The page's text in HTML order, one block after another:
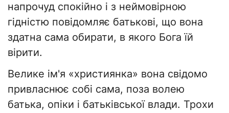
напрочуд спокійно і з неймовірною
гідністю повідомляє батькові, що вона
здатна сама обирати, в якого Бога їй
вірити.
​Велике ім'я «християнка» вона свідомо
привласнює собі сама, поза волею
батька, опіки і батьківської влади. Трохи